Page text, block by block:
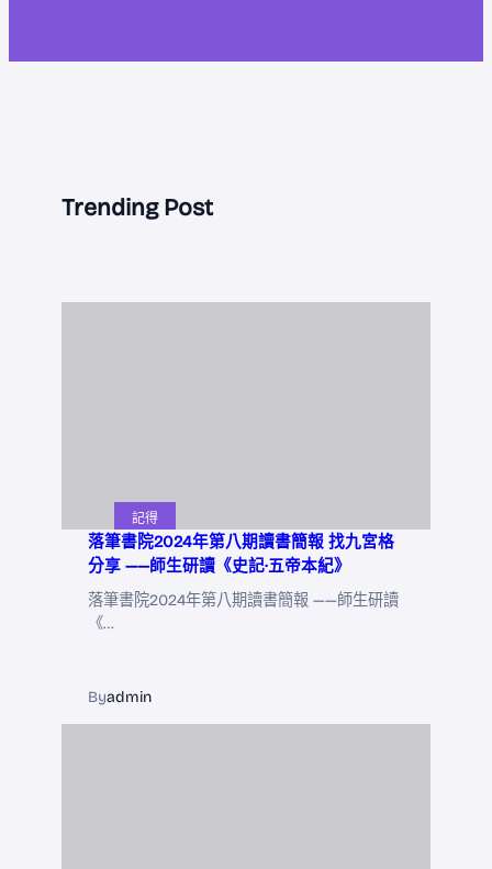
Trending Post
記得
落筆書院2024年第八期讀書簡報 找九宮格
分享 ——師生研讀《史記·五帝本紀》
落筆書院2024年第八期讀書簡報 ——師生研讀
《…
Byadmin